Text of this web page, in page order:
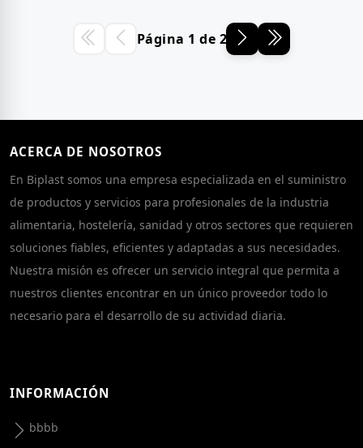
Página 1 de 2
ACERCA DE NOSOTROS
En Biplast somos una empresa especializada en el suministro
de productos y servicios para profesionales de la industria
alimentaria, hostelería, sanidad y otros sectores que requieren
soluciones fiables, eficientes y adaptadas a sus necesidades.
Nuestra misión es ofrecer un servicio integral que permita a
nuestros clientes encontrar en un único proveedor todo lo
necesario para el desarrollo de su actividad diaria.
INFORMACIÓN
bbbb